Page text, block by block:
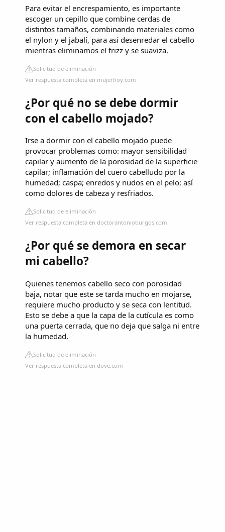
Para evitar el encrespamiento, es importante
escoger un cepillo que combine cerdas de
distintos tamaños, combinando materiales como
el nylon y el jabalí, para así desenredar el cabello
mientras eliminamos el frizz y se suaviza.
Solicitud de eliminación
Ver respuesta completa en mujerhoy.com
¿Por qué no se debe dormir
con el cabello mojado?
Irse a dormir con el cabello mojado puede
provocar problemas como: mayor sensibilidad
capilar y aumento de la porosidad de la superficie
capilar; inflamación del cuero cabelludo por la
humedad; caspa; enredos y nudos en el pelo; así
como dolores de cabeza y resfriados.
Solicitud de eliminación
Ver respuesta completa en doctorantonioburgos.com
¿Por qué se demora en secar
mi cabello?
Quienes tenemos cabello seco con porosidad
baja, notar que este se tarda mucho en mojarse,
requiere mucho producto y se seca con lentitud.
Esto se debe a que la capa de la cutícula es como
una puerta cerrada, que no deja que salga ni entre
la humedad.
Solicitud de eliminación
Ver respuesta completa en dove.com